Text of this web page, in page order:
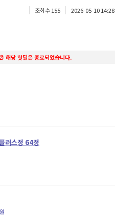
조회수 155 2026-05-10 14:28
해당 핫딜은 종료되었습니다.
러스정 64정